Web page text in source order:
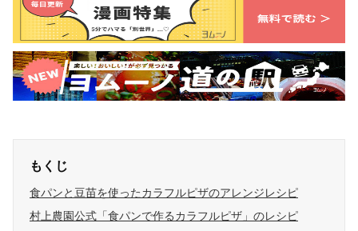
もくじ
食パンと豆苗を使ったカラフルピザのアレンジレシピ
村上農園公式「食パンで作るカラフルピザ」のレシピ